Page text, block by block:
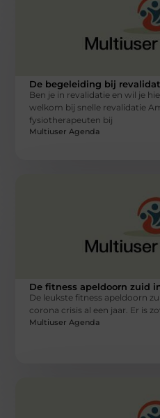
De begeleiding bij
Ben je in revalidatie en wil je
welkom bij snelle revalidatie
fysiotherapeuten bij
Multiuser Agenda
De fitness apeldoorn zuid
De leukste fitness apeldoorn
corona crisis al een jaar. Er is
Multiuser Agenda